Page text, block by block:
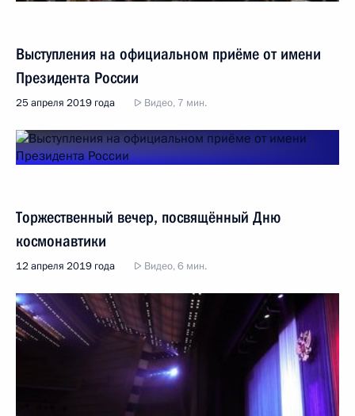
Выступления на официальном приёме от имени
Президента России
25 апреля 2019 года Видео, 7 мин.
Торжественный вечер, посвящённый Дню
космонавтики
12 апреля 2019 года Видео, 6 мин.